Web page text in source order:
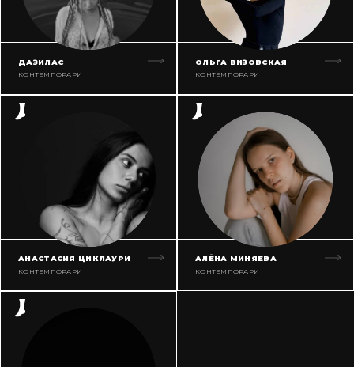
ДАЗИЛАС
КОНТЕМПОРАРИ
ОЛЬГА ВИЗОВСКАЯ
КОНТЕМПОРАРИ
АНАСТАСИЯ ЦИКЛАУРИ
КОНТЕМПОРАРИ
АЛЁНА МИНЯЕВА
КОНТЕМПОРАРИ